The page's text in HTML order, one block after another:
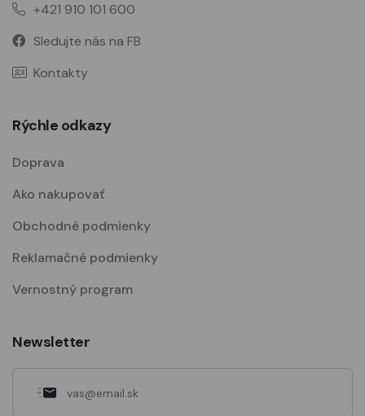
+421 910 101 600
Sledujte nás na FB
Kontakty
Rýchle odkazy
Doprava
Ako nakupovať
Obchodné podmienky
Reklamačné podmienky
Vernostný program
Newsletter